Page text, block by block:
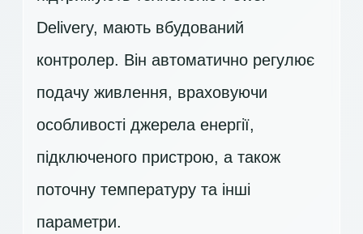
Delivery, мають вбудований
контролер. Він автоматично регулює
подачу живлення, враховуючи
особливості джерела енергії,
підключеного пристрою, а також
поточну температуру та інші
параметри.